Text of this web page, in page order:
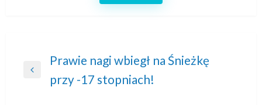
Nawigacja
wpisu
Previous
Prawie nagi wbiegł na Śnieżkę
przy -17 stopniach!